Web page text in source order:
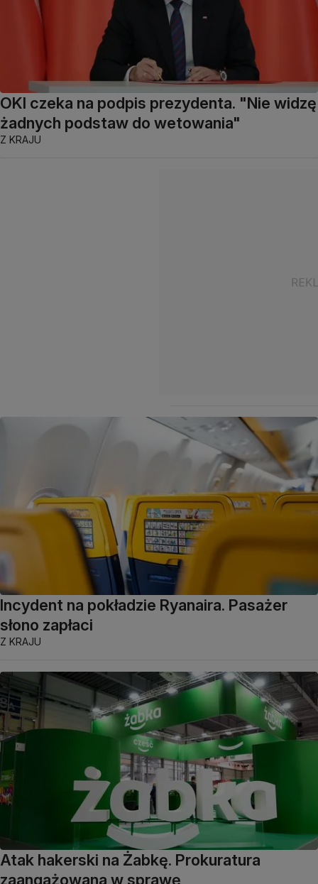
OKI czeka na podpis prezydenta. "Nie widzę
żadnych podstaw do wetowania"
Z KRAJU
Incydent na pokładzie Ryanaira. Pasażer
słono zapłaci
Z KRAJU
Atak hakerski na Żabkę. Prokuratura
zaangażowana w sprawę